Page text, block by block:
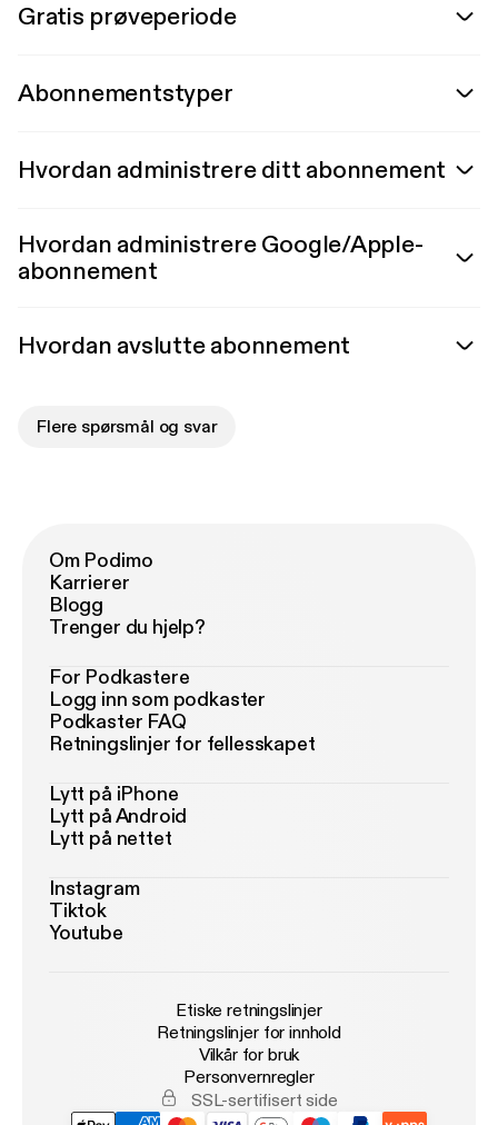
Gratis prøveperiode
Abonnementstyper
Hvordan administrere ditt abonnement
Hvordan administrere Google/Apple-
abonnement
Hvordan avslutte abonnement
Flere spørsmål og svar
Om Podimo
Karrierer
Blogg
Trenger du hjelp?
For Podkastere
Logg inn som podkaster
Podkaster FAQ
Retningslinjer for fellesskapet
Lytt på iPhone
Lytt på Android
Lytt på nettet
Instagram
Tiktok
Youtube
Etiske retningslinjer
Retningslinjer for innhold
Vilkår for bruk
Personvernregler
SSL-sertifisert side